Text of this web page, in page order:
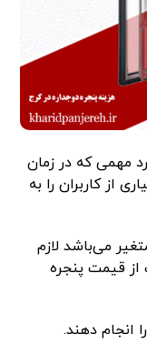
مهمی که در زمان
از کاربران را به
می‌باشد لازم
از قیمت پنجره
انجام دهند.